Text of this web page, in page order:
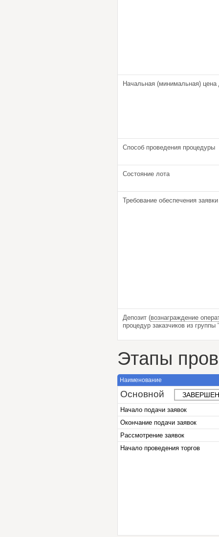
Начальная (минимальная) цена
Способ проведения процедуры
Состояние лота
Требование обеспечения
Депозит (вознаграждение
процедур заказчиков из
Этапы
Наименование
Основной
Начало подачи заявок
Окончание подачи заявок
Рассмотрение заявок
Начало проведения торгов